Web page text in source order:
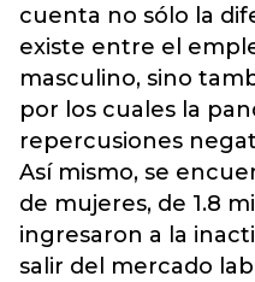
cuenta no sólo la
existe entre el
masculino, sino
por los cuales la
repercusiones
Así mismo, se
de mujeres, de 1.8
ingresaron a la
salir del mercado